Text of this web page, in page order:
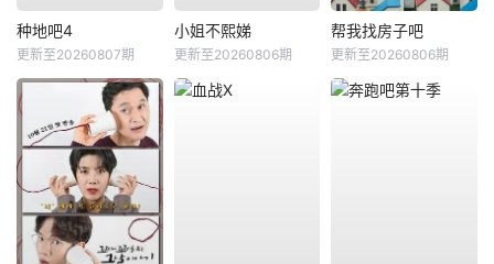
种地吧4
更新至20260807期
小姐不熙娣
更新至20260806期
帮我找房子吧
更新至20260806期